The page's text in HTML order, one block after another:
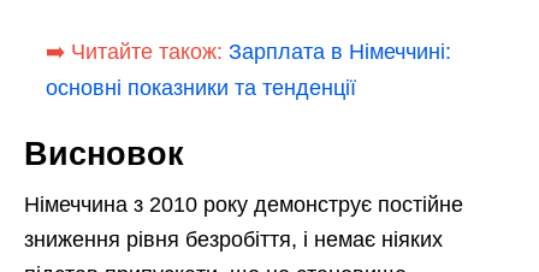
➡️ Читайте також: Зарплата в Німеччині:
основні показники та тенденції
Висновок
Німеччина з 2010 року демонструє постійне
зниження рівня безробіття, і немає ніяких